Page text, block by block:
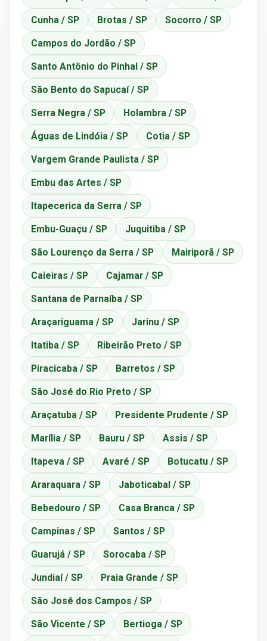
Cunha / SP Brotas / SP Socorro / SP
Campos do Jordão / SP
Santo Antônio do Pinhal / SP
São Bento do Sapucaí / SP
Serra Negra / SP Holambra / SP
Águas de Lindóia / SP Cotia / SP
Vargem Grande Paulista / SP
Embu das Artes / SP
Itapecerica da Serra / SP
Embu-Guaçu / SP Juquitiba / SP
São Lourenço da Serra / SP Mairiporã / SP
Caieiras / SP Cajamar / SP
Santana de Parnaíba / SP
Araçariguama / SP Jarinu / SP
Itatiba / SP Ribeirão Preto / SP
Piracicaba / SP Barretos / SP
São José do Rio Preto / SP
Araçatuba / SP Presidente Prudente / SP
Marília / SP Bauru / SP Assis / SP
Itapeva / SP Avaré / SP Botucatu / SP
Araraquara / SP Jaboticabal / SP
Bebedouro / SP Casa Branca / SP
Campinas / SP Santos / SP
Guarujá / SP Sorocaba / SP
Jundiaí / SP Praia Grande / SP
São José dos Campos / SP
São Vicente / SP Bertioga / SP